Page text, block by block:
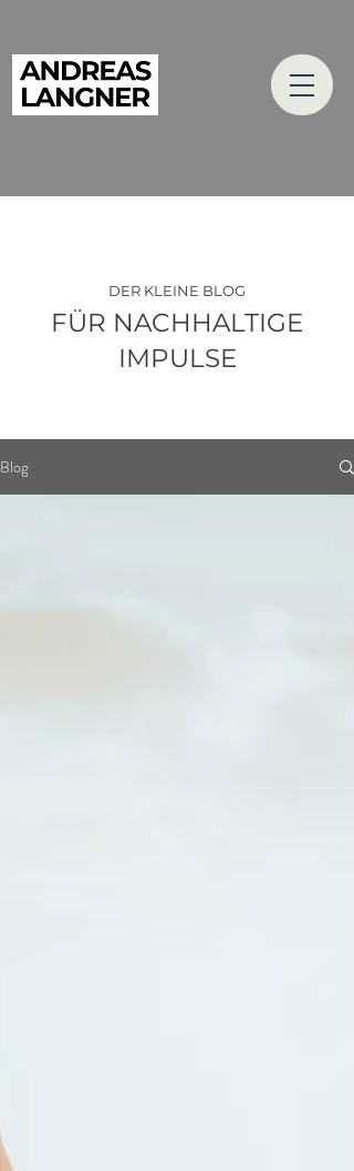
DER KLEINE BLOG
FÜR NACHHALTIGE
IMPULSE
Blog